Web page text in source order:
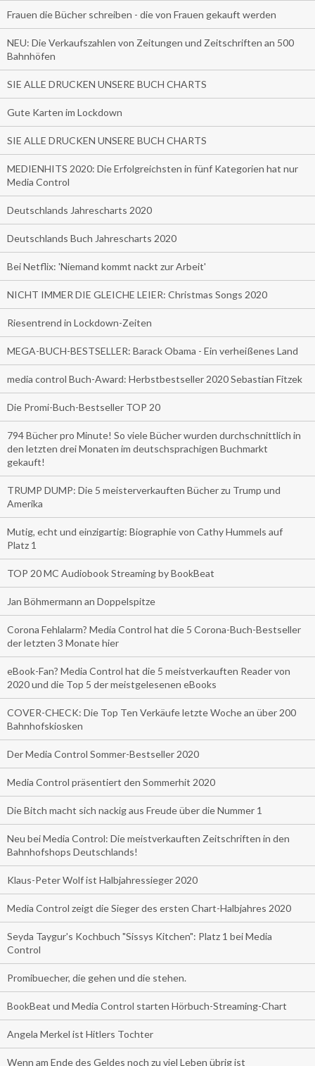
Frauen die Bücher schreiben - die von Frauen gekauft werden
NEU: Die Verkaufszahlen von Zeitungen und Zeitschriften an 500
Bahnhöfen
SIE ALLE DRUCKEN UNSERE BUCH CHARTS
Gute Karten im Lockdown
SIE ALLE DRUCKEN UNSERE BUCH CHARTS
MEDIENHITS 2020: Die Erfolgreichsten in fünf Kategorien hat nur
Media Control
Deutschlands Jahrescharts 2020
Deutschlands Buch Jahrescharts 2020
Bei Netflix: 'Niemand kommt nackt zur Arbeit'
NICHT IMMER DIE GLEICHE LEIER: Christmas Songs 2020
Riesentrend in Lockdown-Zeiten
MEGA-BUCH-BESTSELLER: Barack Obama - Ein verheißenes Land
media control Buch-Award: Herbstbestseller 2020 Sebastian Fitzek
Die Promi-Buch-Bestseller TOP 20
794 Bücher pro Minute! So viele Bücher wurden durchschnittlich in
den letzten drei Monaten im deutschsprachigen Buchmarkt
gekauft!
TRUMP DUMP: Die 5 meisterverkauften Bücher zu Trump und
Amerika
Mutig, echt und einzigartig: Biographie von Cathy Hummels auf
Platz 1
TOP 20 MC Audiobook Streaming by BookBeat
Jan Böhmermann an Doppelspitze
Corona Fehlalarm? Media Control hat die 5 Corona-Buch-Bestseller
der letzten 3 Monate hier
eBook-Fan? Media Control hat die 5 meistverkauften Reader von
2020 und die Top 5 der meistgelesenen eBooks
COVER-CHECK: Die Top Ten Verkäufe letzte Woche an über 200
Bahnhofskiosken
Der Media Control Sommer-Bestseller 2020
Media Control präsentiert den Sommerhit 2020
Die Bitch macht sich nackig aus Freude über die Nummer 1
Neu bei Media Control: Die meistverkauften Zeitschriften in den
Bahnhofshops Deutschlands!
Klaus-Peter Wolf ist Halbjahressieger 2020
Media Control zeigt die Sieger des ersten Chart-Halbjahres 2020
Seyda Taygur's Kochbuch "Sissys Kitchen": Platz 1 bei Media
Control
Promibuecher, die gehen und die stehen.
BookBeat und Media Control starten Hörbuch-Streaming-Chart
Angela Merkel ist Hitlers Tochter
Wenn am Ende des Geldes noch zu viel Leben übrig ist